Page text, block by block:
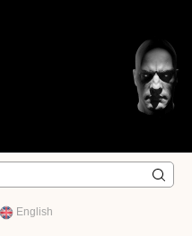
English